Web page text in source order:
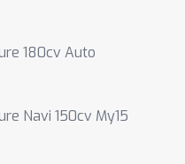
180cv Auto
Navi 150cv My15